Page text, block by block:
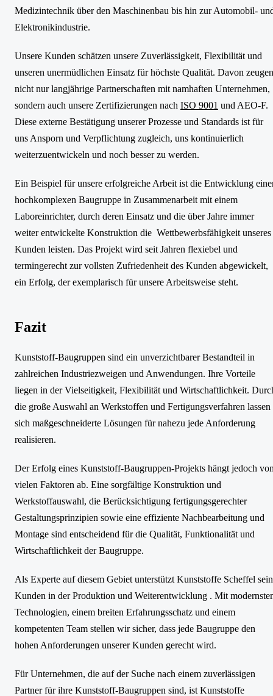
Medizintechnik über den Maschinenbau bis hin zur Automobil-
Elektronikindustrie.
Unsere Kunden schätzen unsere Zuverlässigkeit, Flexibilität und
unseren unermüdlichen Einsatz für höchste Qualität. Davon zeugen
nicht nur langjährige Partnerschaften mit namhaften Unternehmen,
sondern auch unsere Zertifizierungen nach ISO 9001 und AEO-F.
Diese externe Bestätigung unserer Prozesse und Standards ist für
uns Ansporn und Verpflichtung zugleich, uns kontinuierlich
weiterzuentwickeln und noch besser zu werden.
Ein Beispiel für unsere erfolgreiche Arbeit ist die Entwicklung
hochkomplexen Baugruppe in Zusammenarbeit mit einem
Laboreinrichter, durch deren Einsatz und die über Jahre immer
weiter entwickelte Konstruktion die Wettbewerbsfähigkeit unseres
Kunden leisten. Das Projekt wird seit Jahren flexiebel und
termingerecht zur vollsten Zufriedenheit des Kunden abgewickelt,
ein Erfolg, der exemplarisch für unsere Arbeitsweise steht.
Fazit
Kunststoff-Baugruppen sind ein unverzichtbarer Bestandteil in
zahlreichen Industriezweigen und Anwendungen. Ihre Vorteile
liegen in der Vielseitigkeit, Flexibilität und Wirtschaftlichkeit.
die große Auswahl an Werkstoffen und Fertigungsverfahren lassen
sich maßgeschneiderte Lösungen für nahezu jede Anforderung
realisieren.
Der Erfolg eines Kunststoff-Baugruppen-Projekts hängt jedoch
vielen Faktoren ab. Eine sorgfältige Konstruktion und
Werkstoffauswahl, die Berücksichtigung fertigungsgerechter
Gestaltungsprinzipien sowie eine effiziente Nachbearbeitung und
Montage sind entscheidend für die Qualität, Funktionalität und
Wirtschaftlichkeit der Baugruppe.
Als Experte auf diesem Gebiet unterstützt Kunststoffe Scheffel
Kunden in der Produktion und Weiterentwicklung . Mit
Technologien, einem breiten Erfahrungsschatz und einem
kompetenten Team stellen wir sicher, dass jede Baugruppe den
hohen Anforderungen unserer Kunden gerecht wird.
Für Unternehmen, die auf der Suche nach einem zuverlässigen
Partner für ihre Kunststoff-Baugruppen sind, ist Kunststoffe